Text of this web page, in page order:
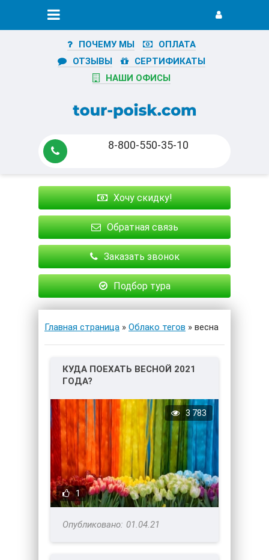
ПОЧЕМУ МЫ
ОПЛАТА
ОТЗЫВЫ
СЕРТИФИКАТЫ
НАШИ ОФИСЫ
8-800-550-35-10
Хочу скидку!
Обратная связь
Заказать звонок
Подбор тура
Главная страница » Облако тегов » весна
КУДА ПОЕХАТЬ ВЕСНОЙ 2021
ГОДА?
1
3 783
01.04.21